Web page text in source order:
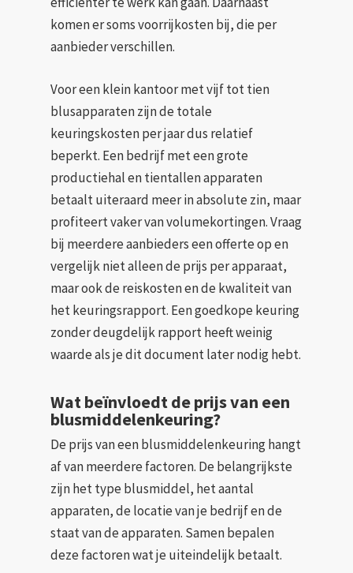
komen er soms voorrijkosten bij, die per
aanbieder verschillen.
Voor een klein kantoor met vijf tot tien
blusapparaten zijn de totale
keuringskosten per jaar dus relatief
beperkt. Een bedrijf met een grote
productiehal en tientallen apparaten
betaalt uiteraard meer in absolute zin, maar
profiteert vaker van volumekortingen. Vraag
bij meerdere aanbieders een offerte op en
vergelijk niet alleen de prijs per apparaat,
maar ook de reiskosten en de kwaliteit van
het keuringsrapport. Een goedkope keuring
zonder deugdelijk rapport heeft weinig
waarde als je dit document later nodig hebt.
Wat beïnvloedt de prijs van een
blusmiddelenkeuring?
De prijs van een blusmiddelenkeuring hangt
af van meerdere factoren. De belangrijkste
zijn het type blusmiddel, het aantal
apparaten, de locatie van je bedrijf en de
staat van de apparaten. Samen bepalen
deze factoren wat je uiteindelijk betaalt.